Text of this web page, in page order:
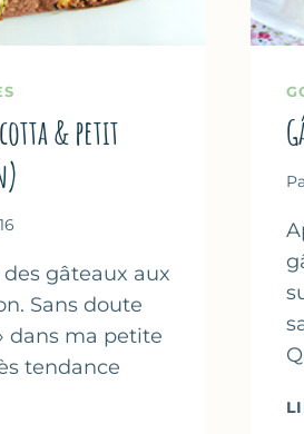
& petit
gâteaux aux
Sans doute
dans ma petite
tendance